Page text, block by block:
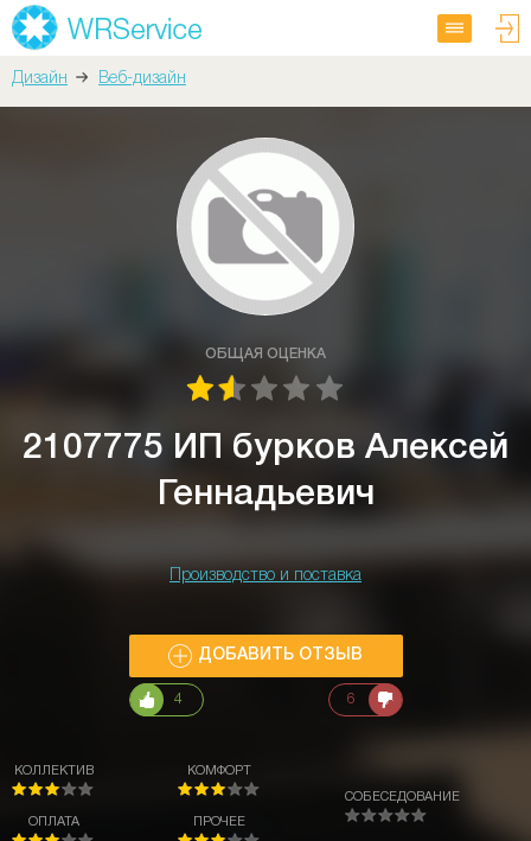
Дизайн Веб-дизайн
ОБЩАЯ ОЦЕНКА
2107775 ИП бурков Алексей
Геннадьевич
Производство и поставка
ДОБАВИТЬ ОТЗЫВ
4 6
КОЛЛЕКТИВ
ОПЛАТА
КОМФОРТ
ПРОЧЕЕ
СОБЕСЕДОВАНИЕ